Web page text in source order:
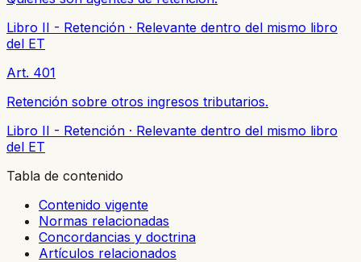
Libro II - Retención · Relevante dentro del mismo libro
del ET
Art. 401
Retención sobre otros ingresos tributarios.
Libro II - Retención · Relevante dentro del mismo libro
del ET
Tabla de contenido
Contenido vigente
Normas relacionadas
Concordancias y doctrina
Artículos relacionados